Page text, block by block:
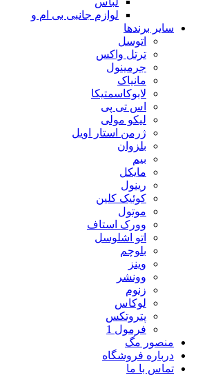
لوازم جانبی بی ام و
سایر برندها
اتوسل
ترتل واکس
جرمینول
مانیاک
لابوکاسمتیکا
اس تی پی
لیکو مولی
ژرمن استار اویل
بلزوان
بیم
مایکل
رینول
کوئیک کلین
موتول
وورک استاف
اتو اشلوسل
بلوچم
وینز
وونشر
زنوم
لوکاس
پتروتکس
فرمول 1
منصور مگ
درباره فروشگاه
تماس با ما